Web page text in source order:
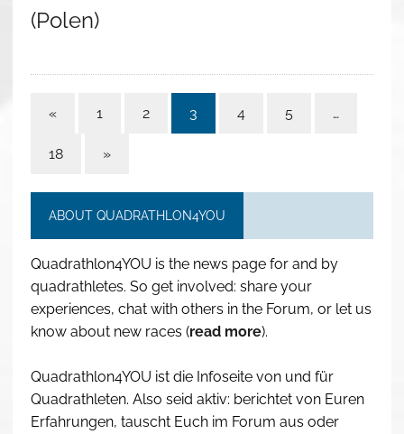
(Polen)
« 1 2 3 4 5 …
18 »
ABOUT QUADRATHLON4YOU
Quadrathlon4YOU is the news page for and by
quadrathletes. So get involved: share your
experiences, chat with others in the Forum, or let us
know about new races (read more).
Quadrathlon4YOU ist die Infoseite von und für
Quadrathleten. Also seid aktiv: berichtet von Euren
Erfahrungen, tauscht Euch im Forum aus oder